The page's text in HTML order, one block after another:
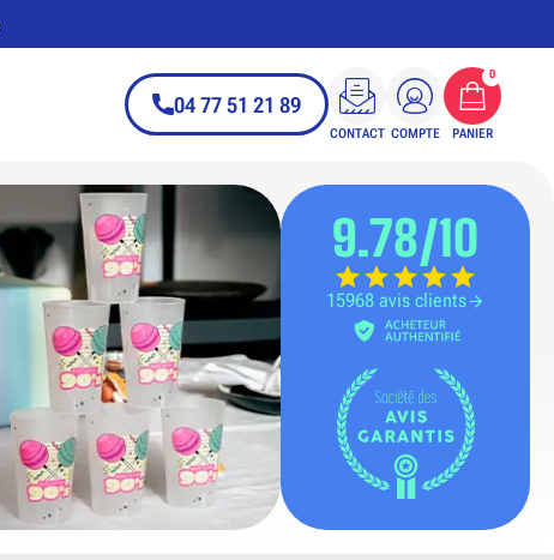
04 77 51 21 89
CONTACT COMPTE PANIER
0
9.78/10
15968 avis clients